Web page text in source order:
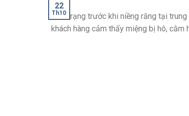
22
Th10
Tình trạng trước khi niềng răng tại
khách hàng cảm thấy miệng bị hô, cằm